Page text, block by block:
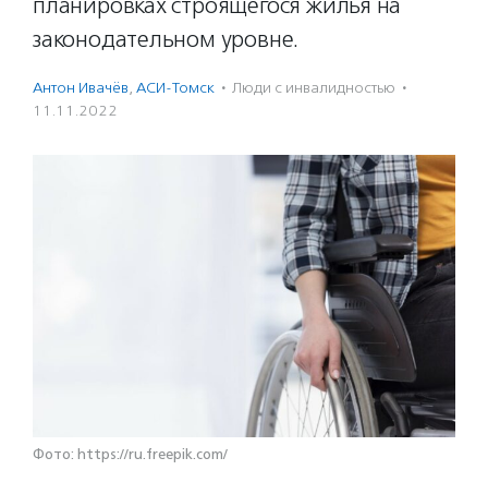
законодательном уровне.
Антон Ивачёв, АСИ-Томск · Люди с инвалидностью ·
11.11.2022
Фото: https://ru.freepik.com/